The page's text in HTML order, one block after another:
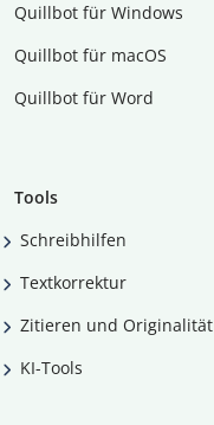
Quillbot für Windows
Quillbot für macOS
Quillbot für Word
Tools
Schreibhilfen
Textkorrektur
Zitieren und Originalität
KI-Tools